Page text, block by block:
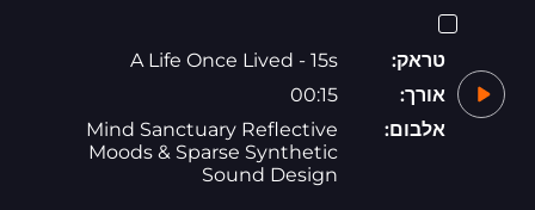
טראק:
A Life Once Lived - 15s
אורך:
00:15
אלבום:
Mind Sanctuary Reflective
Moods & Sparse Synthetic
Sound Design